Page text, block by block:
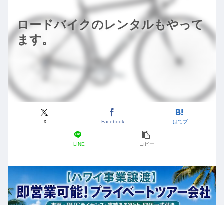
ロードバイクのレンタルもやって
ます。
X Facebook はてブ
LINE コピー